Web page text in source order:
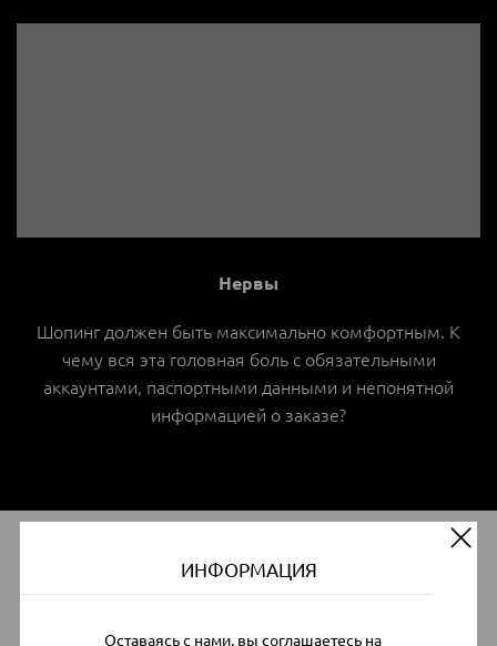
Нервы
Шопинг должен быть максимально комфортным. К
чему вся эта головная боль с обязательными
аккаунтами, паспортными данными и непонятной
информацией о заказе?
ИНФОРМАЦИЯ
Оставаясь с нами, вы соглашаетесь на